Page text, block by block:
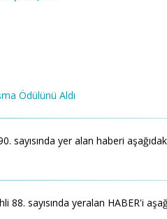
Ödülünü Aldı
yer alan haberi
sayısında yeralan HABER'i